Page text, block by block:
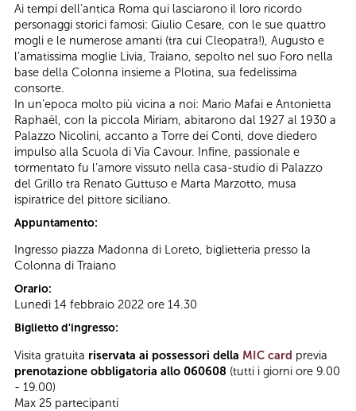
Ai tempi dell’antica Roma qui lasciarono il loro ricordo
personaggi storici famosi: Giulio Cesare, con le sue quattro
mogli e le numerose amanti (tra cui Cleopatra!), Augusto e
l’amatissima moglie Livia, Traiano, sepolto nel suo Foro nella
base della Colonna insieme a Plotina, sua fedelissima
consorte.
In un’epoca molto più vicina a noi: Mario Mafai e Antonietta
Raphaël, con la piccola Miriam, abitarono dal 1927 al 1930 a
Palazzo Nicolini, accanto a Torre dei Conti, dove diedero
impulso alla Scuola di Via Cavour. Infine, passionale e
tormentato fu l’amore vissuto nella casa-studio di Palazzo
del Grillo tra Renato Guttuso e Marta Marzotto, musa
ispiratrice del pittore siciliano.
Appuntamento:
Ingresso piazza Madonna di Loreto, biglietteria presso la
Colonna di Traiano
Orario:
Lunedì 14 febbraio 2022 ore 14.30
Biglietto d'ingresso:
Visita gratuita riservata ai possessori della MIC card previa
prenotazione obbligatoria allo 060608 (tutti i giorni ore 9.00
- 19.00)
Max 25 partecipanti